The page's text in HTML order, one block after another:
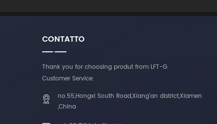
CONTATTO
Thank you for choosing produt from LFT-G.
Customer Service:
no.55,Hongxi South Road,Xiang'an district,Xiamen
,China